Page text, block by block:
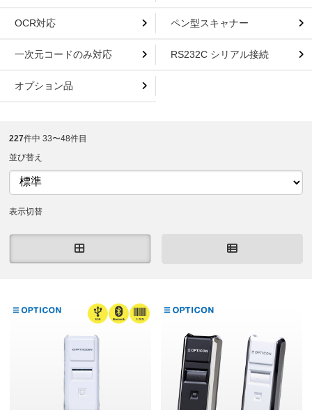
OCR対応 ペン型スキャナー
一次元コードのみ対応 RS232C シリアル接続
オプション品
227件中 33〜48件目
並び替え
表示切替